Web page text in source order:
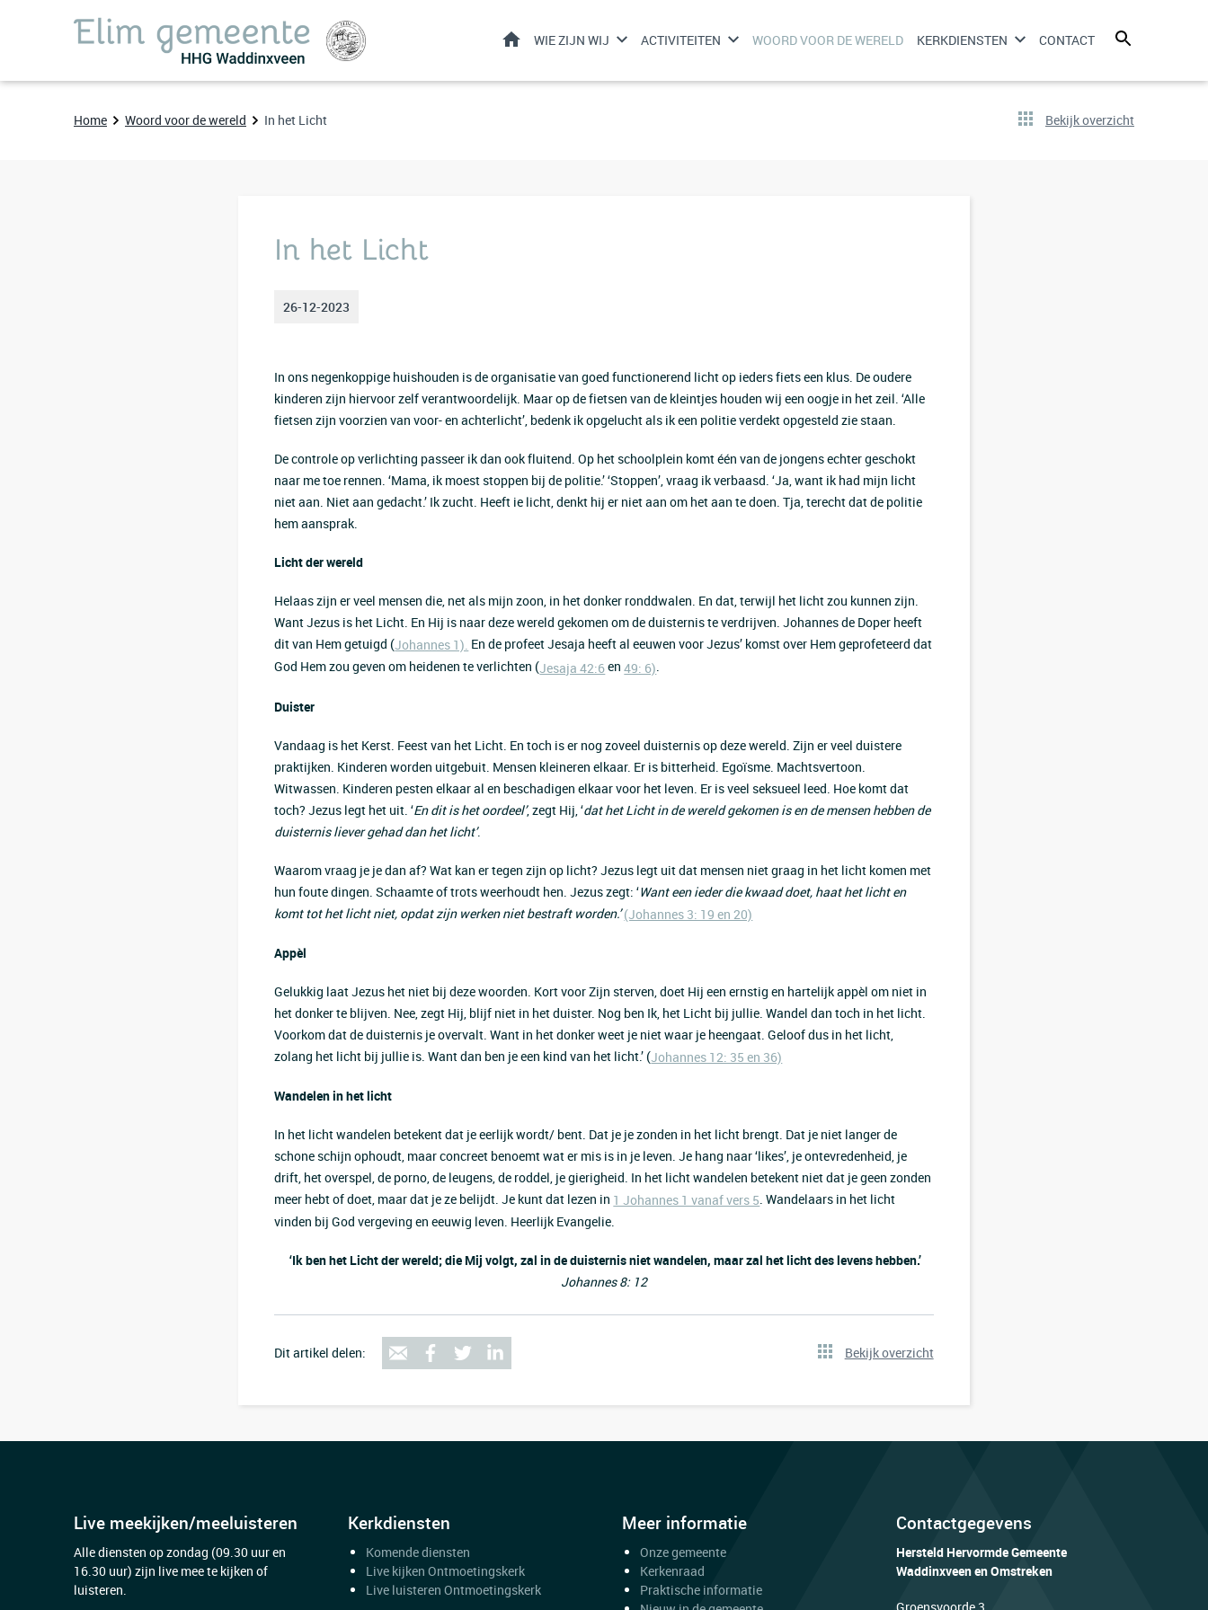
HOMEWIE ZIJN WIJ ACTIVITEITEN WOORD VOOR DE WERELD KERKDIENSTEN CONTACT
Home Woord voor de wereld In het Licht Bekijk overzicht
In het Licht
26-12-2023
In ons negenkoppige huishouden is de organisatie van goed functionerend licht op ieders fiets een klus. De oudere
kinderen zijn hiervoor zelf verantwoordelijk. Maar op de fietsen van de kleintjes houden wij een oogje in het zeil. ‘Alle
fietsen zijn voorzien van voor- en achterlicht’, bedenk ik opgelucht als ik een politie verdekt opgesteld zie staan.
De controle op verlichting passeer ik dan ook fluitend. Op het schoolplein komt één van de jongens echter geschokt
naar me toe rennen. ‘Mama, ik moest stoppen bij de politie.’ ‘Stoppen’, vraag ik verbaasd. ‘Ja, want ik had mijn licht
niet aan. Niet aan gedacht.’ Ik zucht. Heeft ie licht, denkt hij er niet aan om het aan te doen. Tja, terecht dat de politie
hem aansprak.
Licht der wereld
Helaas zijn er veel mensen die, net als mijn zoon, in het donker ronddwalen. En dat, terwijl het licht zou kunnen zijn.
Want Jezus is het Licht. En Hij is naar deze wereld gekomen om de duisternis te verdrijven. Johannes de Doper heeft
dit van Hem getuigd (Johannes 1). En de profeet Jesaja heeft al eeuwen voor Jezus’ komst over Hem geprofeteerd dat
God Hem zou geven om heidenen te verlichten (Jesaja 42:6en49: 6).
Duister
Vandaag is het Kerst. Feest van het Licht. En toch is er nog zoveel duisternis op deze wereld. Zijn er veel duistere
praktijken. Kinderen worden uitgebuit. Mensen kleineren elkaar. Er is bitterheid. Egoïsme. Machtsvertoon.
Witwassen. Kinderen pesten elkaar al en beschadigen elkaar voor het leven. Er is veel seksueel leed. Hoe komt dat
toch? Jezus legt het uit. ‘En dit is het oordeel’, zegt Hij, ‘dat het Licht in de wereld gekomen is en de mensen hebben de
duisternis liever gehad dan het licht’.
Waarom vraag je je dan af? Wat kan er tegen zijn op licht? Jezus legt uit dat mensen niet graag in het licht komen met
hun foute dingen. Schaamte of trots weerhoudt hen. Jezus zegt: ‘Want een ieder die kwaad doet, haat het licht en
komt tot het licht niet, opdat zijn werken niet bestraft worden.’(Johannes 3: 19 en 20)
Appèl
Gelukkig laat Jezus het niet bij deze woorden. Kort voor Zijn sterven, doet Hij een ernstig en hartelijk appèl om niet in
het donker te blijven. Nee, zegt Hij, blijf niet in het duister. Nog ben Ik, het Licht bij jullie. Wandel dan toch in het licht.
Voorkom dat de duisternis je overvalt. Want in het donker weet je niet waar je heengaat. Geloof dus in het licht,
zolang het licht bij jullie is. Want dan ben je een kind van het licht.’ (Johannes 12: 35 en 36)
Wandelen in het licht
In het licht wandelen betekent dat je eerlijk wordt/ bent. Dat je je zonden in het licht brengt. Dat je niet langer de
schone schijn ophoudt, maar concreet benoemt wat er mis is in je leven. Je hang naar ‘likes’, je ontevredenheid, je
drift, het overspel, de porno, de leugens, de roddel, je gierigheid. In het licht wandelen betekent niet dat je geen zonden
meer hebt of doet, maar dat je ze belijdt. Je kunt dat lezen in 1 Johannes 1 vanaf vers 5. Wandelaars in het licht
vinden bij God vergeving en eeuwig leven. Heerlijk Evangelie.
‘Ik ben het Licht der wereld; die Mij volgt, zal in de duisternis niet wandelen, maar zal het licht des levens hebben.’
Johannes 8: 12
Dit artikel delen: Bekijk overzicht
Live meekijken/meeluisteren
Alle diensten op zondag (09.30 uur en
16.30 uur) zijn live mee te kijken of
luisteren.
Kerkdiensten
Komende diensten
Live kijken Ontmoetingskerk
Live luisteren Ontmoetingskerk
Meer informatie
Onze gemeente
Kerkenraad
Praktische informatie
Contactgegevens
Hersteld Hervormde Gemeente
Waddinxveen en Omstreken